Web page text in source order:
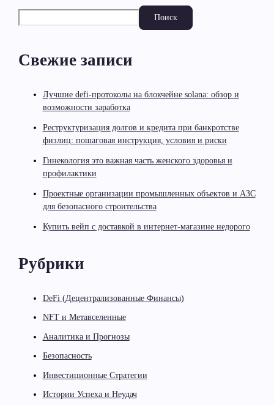
Поиск
Свежие записи
Лучшие defi-протоколы на блокчейне solana: обзор и
возможности заработка
Реструктуризация долгов и кредита при банкротстве
физлиц: пошаговая инструкция, условия и риски
Гинекология это важная часть женского здоровья и
профилактики
Проектные организации промышленных объектов и АЗС
для безопасного строительства
Купить вейп с доставкой в интернет-магазине недорого
Рубрики
DeFi (Децентрализованные Финансы)
NFT и Метавселенные
Аналитика и Прогнозы
Безопасность
Инвестиционные Стратегии
Истории Успеха и Неудач